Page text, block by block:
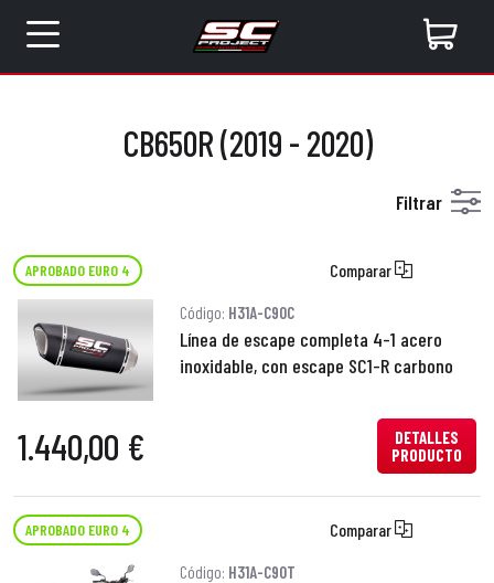
CB650R (2019 - 2020)
Filtrar
APROBADO EURO 4 Comparar
Código: H31A-C90C
Línea de escape completa 4-1 acero
inoxidable, con escape SC1-R carbono
1.440,00 €
DETALLES
PRODUCTO
APROBADO EURO 4 Comparar
Código: H31A-C90T